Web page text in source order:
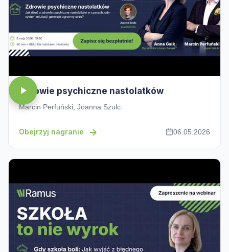
Zdrowie psychiczne nastolatków
Marcin Perfuński, Joanna Szulc
Obejrzyj nagranie 06.05.2026